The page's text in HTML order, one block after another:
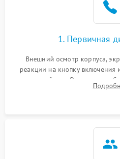
1. Первичная
Внешний осмотр корпуса,
реакции на кнопку включения
устройства. Оценка
лабораторного блока питания